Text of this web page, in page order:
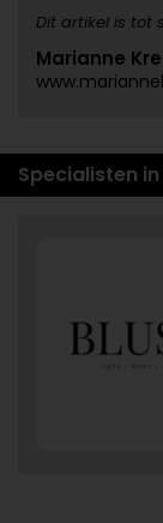
Dit artikel is tot
Marianne
Specialisten